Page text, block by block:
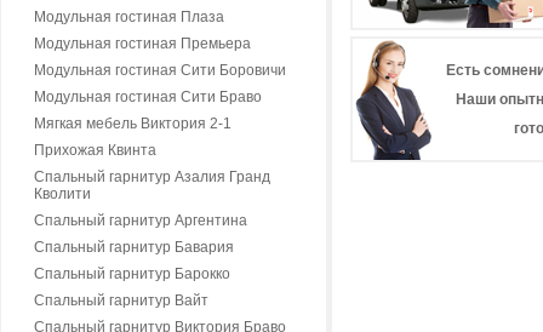
Модульная гостиная Плаза
Модульная гостиная Премьера
Модульная гостиная Сити Боровичи
Модульная гостиная Сити Браво
Мягкая мебель Виктория 2-1
Прихожая Квинта
Спальный гарнитур Азалия Гранд
Кволити
Спальный гарнитур Аргентина
Спальный гарнитур Бавария
Спальный гарнитур Барокко
Спальный гарнитур Вайт
Спальный гарнитур Виктория Браво
Есть
Наши